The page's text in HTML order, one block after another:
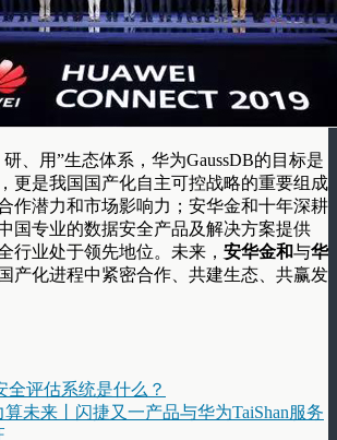
、用”生态体系，华为GaussDB的目标是
更是我国国产化自主可控战略的重要组成
作潜力和市场影响力；安华金和十年深耕
国专业的数据安全产品及解决方案提供
行业处于领先地位。未来， 安华金和与华
产化进程中紧密合作、共建生态、共赢发
全评估系统是什么？
未来丨闪捷又一产品与华为TaiShan服务